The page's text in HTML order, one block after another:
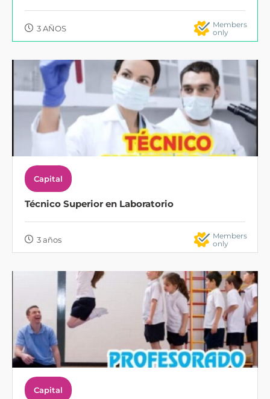
3 AÑOS
Members
only
Capital
Técnico Superior en Laboratorio
3 años
Members
only
Capital